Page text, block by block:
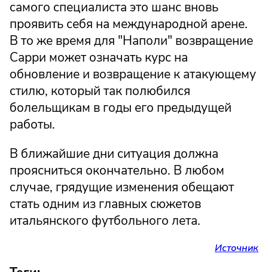
самого специалиста это шанс вновь
проявить себя на международной арене.
В то же время для "Наполи" возвращение
Сарри может означать курс на
обновление и возвращение к атакующему
стилю, который так полюбился
болельщикам в годы его предыдущей
работы.
В ближайшие дни ситуация должна
проясниться окончательно. В любом
случае, грядущие изменения обещают
стать одним из главных сюжетов
итальянского футбольного лета.
Источник